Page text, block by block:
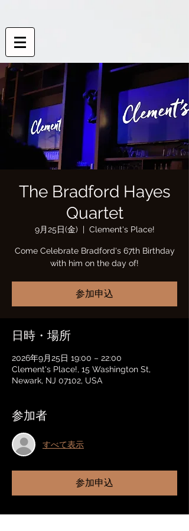
The Bradford Hayes
Quartet
9月25日(金)
  |
Clement's Place!
Come Celebrate Bradford's 67th Birthday
with him on the day of!
参加申込
日時・場所
2026年9月25日 19:00 – 22:00
Clement's Place!, 15 Washington St,
Newark, NJ 07102, USA
参加者
すべて表示
参加申込